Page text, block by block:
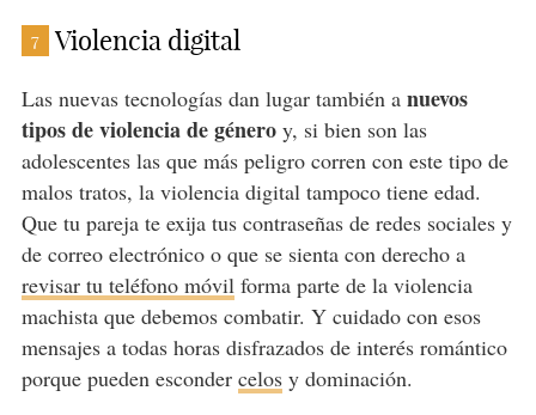
7 Violencia digital
Las nuevas tecnologías dan lugar también anuevos
tipos de violenciade géneroy, si bien son las
adolescentes las que más peligro corren con este tipo de
malos tratos, la violencia digital tampoco tiene edad.
Que tu pareja te exija tus contraseñas de redes sociales y
de correo electrónico o que se sienta con derecho a
revisar tu teléfono móvilforma parte de la violencia
machista que debemos combatir. Y cuidado con esos
mensajes a todas horas disfrazados de interés romántico
porque pueden esconder celosy dominación.